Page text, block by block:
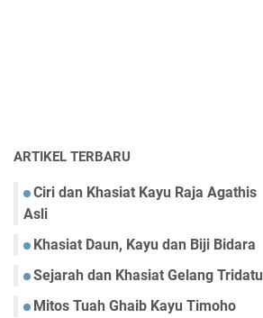
ARTIKEL TERBARU
Ciri dan Khasiat Kayu Raja Agathis
Asli
Khasiat Daun, Kayu dan Biji Bidara
Sejarah dan Khasiat Gelang Tridatu
Mitos Tuah Ghaib Kayu Timoho